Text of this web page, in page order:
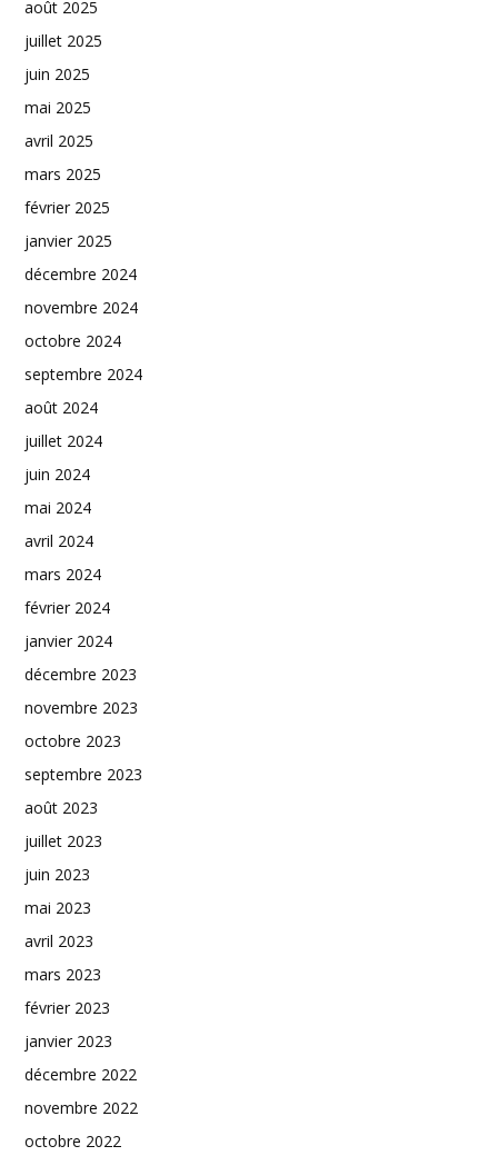
août 2025
juillet 2025
juin 2025
mai 2025
avril 2025
mars 2025
février 2025
janvier 2025
décembre 2024
novembre 2024
octobre 2024
septembre 2024
août 2024
juillet 2024
juin 2024
mai 2024
avril 2024
mars 2024
février 2024
janvier 2024
décembre 2023
novembre 2023
octobre 2023
septembre 2023
août 2023
juillet 2023
juin 2023
mai 2023
avril 2023
mars 2023
février 2023
janvier 2023
décembre 2022
novembre 2022
octobre 2022